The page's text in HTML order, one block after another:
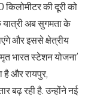
की दूरी को
अब सुगमता के
और इससे क्षेत्रीय
भारत स्टेशन योजना’
है और रायपुर,
बढ़ रही है. उन्होंने नई